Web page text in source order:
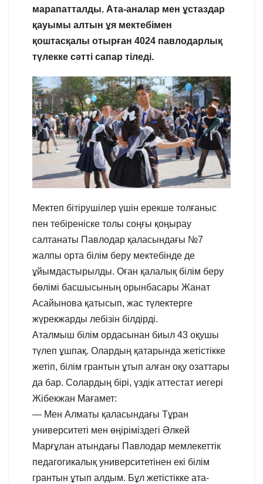
марапатталды. Ата-аналар мен ұстаздар
қауымы алтын ұя мектебімен
қоштасқалы отырған 4024 павлодарлық
түлекке сәтті сапар тіледі.
Мектеп бітірушілер үшін ерекше толғаныс
пен тебіреніске толы соңғы қоңырау
салтанаты Павлодар қаласындағы №7
жалпы орта білім беру мектебінде де
ұйымдастырылды. Оған қалалық білім беру
бөлімі басшысының орынбасары Жанат
Асайынова қатысып, жас түлектерге
жүрекжарды лебізін білдірді.
Аталмыш білім ордасынан биыл 43 оқушы
түлеп ұшпақ. Олардың қатарында жетістікке
жетіп, білім грантын ұтып алған оқу озаттары
да бар. Солардың бірі, үздік аттестат иегері
Жібекжан Мағамет:
— Мен Алматы қаласындағы Тұран
университеті мен өңіріміздегі Әлкей
Марғұлан атындағы Павлодар мемлекеттік
педагогикалық университетінен екі білім
грантын ұтып алдым. Бұл жетістікке ата-